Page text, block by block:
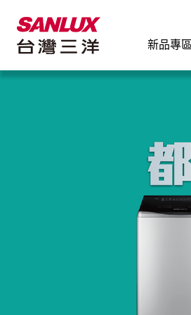
新品專區